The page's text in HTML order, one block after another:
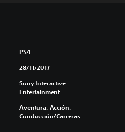
PS4
28/11/2017
Sony Interactive
Entertainment
Aventura, Acción,
Conducción/Carreras